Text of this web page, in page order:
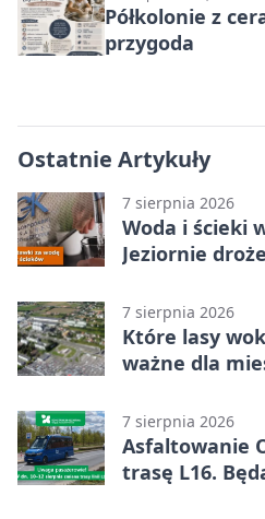
Półkolonie z
przygoda
Ostatnie Artykuły
7 sierpnia 2026
Woda i ścieki
Jeziornie
7 sierpnia 2026
Które lasy
ważne dla
7 sierpnia 2026
Asfaltowanie
trasę L16.